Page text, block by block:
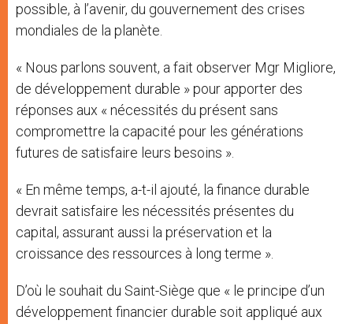
possible, à l’avenir, du gouvernement des crises
mondiales de la planète.
« Nous parlons souvent, a fait observer Mgr Migliore,
de développement durable » pour apporter des
réponses aux « nécessités du présent sans
compromettre la capacité pour les générations
futures de satisfaire leurs besoins ».
« En même temps, a-t-il ajouté, la finance durable
devrait satisfaire les nécessités présentes du
capital, assurant aussi la préservation et la
croissance des ressources à long terme ».
D’où le souhait du Saint-Siège que « le principe d’un
développement financier durable soit appliqué aux